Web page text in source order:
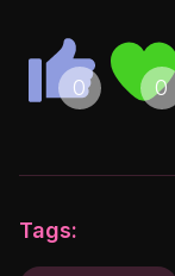
Tags: